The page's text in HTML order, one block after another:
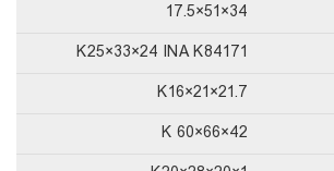
34×51×17.5
K25×33×24 INA K84171
K16×21×21.7
K 60×66×42